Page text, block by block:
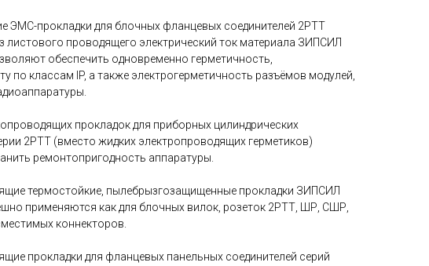
ЭМС-прокладки для блочных фланцевых соединителей 2РТТ
листового проводящего электрический ток материала ЗИПСИЛ
обеспечить одновременно герметичность,
по классам IP, а также электрогерметичность разъёмов модулей,
прокладок для приборных цилиндрических
2РТТ (вместо жидких электропроводящих герметиков)
ремонтопригодность аппаратуры.
термостойкие, пылебрызгозащищенные прокладки ЗИПСИЛ
применяются как для блочных вилок, розеток 2РТТ, ШР, СШР,
коннекторов.
прокладки для фланцевых панельных соединителей серий